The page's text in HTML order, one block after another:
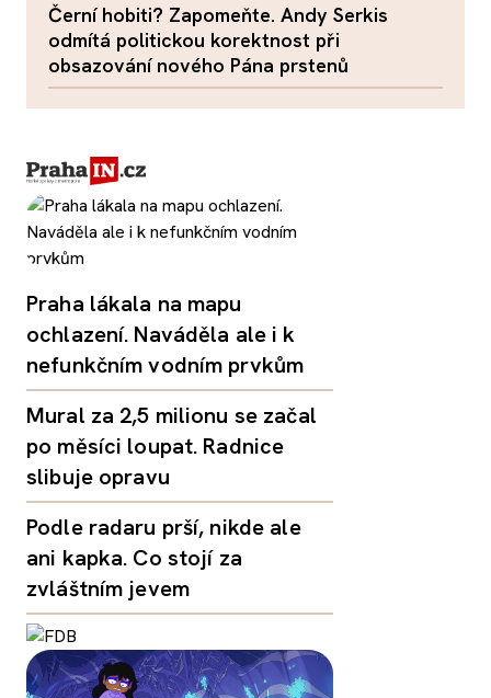
Černí hobiti? Zapomeňte. Andy Serkis
odmítá politickou korektnost při
obsazování nového Pána prstenů
Praha lákala na mapu
ochlazení. Naváděla ale i k
nefunkčním vodním prvkům
Mural za 2,5 milionu se začal
po měsíci loupat. Radnice
slibuje opravu
Podle radaru prší, nikde ale
ani kapka. Co stojí za
zvláštním jevem